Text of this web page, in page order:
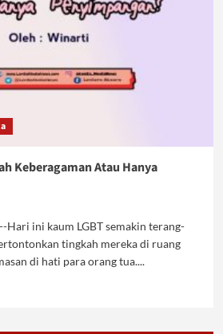
Keberagaman Atau Hanya
Hari ini kaum LGBT semakin terang-
tingkah mereka di ruang
di hati para orang tua....